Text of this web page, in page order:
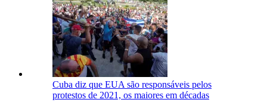
Cuba diz que EUA são responsáveis pelos
protestos de 2021, os maiores em décadas